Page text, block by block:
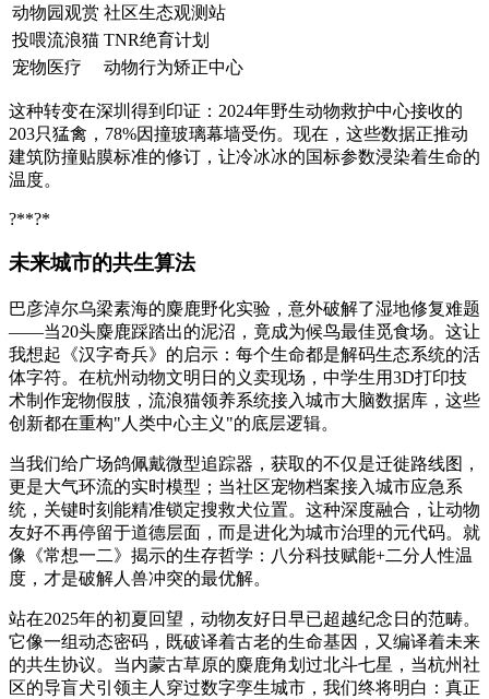
动物园观赏 社区生态观测站
投喂流浪猫 TNR绝育计划
宠物医疗
动物行为矫正中心
这种转变在深圳得到印证：2024年野生动物救护中心接收的
203只猛禽，78%因撞玻璃幕墙受伤。现在，这些数据正推动
建筑防撞贴膜标准的修订，让冷冰冰的国标参数浸染着生命的
温度。
?**?*
未来城市的共生算法
巴彦淖尔乌梁素海的麋鹿野化实验，意外破解了湿地修复难题
——当20头麋鹿踩踏出的泥沼，竟成为候鸟最佳觅食场。这让
我想起《汉字奇兵》的启示：每个生命都是解码生态系统的活
体字符。在杭州动物文明日的义卖现场，中学生用3D打印技
术制作宠物假肢，流浪猫领养系统接入城市大脑数据库，这些
创新都在重构"人类中心主义"的底层逻辑。
当我们给广场鸽佩戴微型追踪器，获取的不仅是迁徙路线图，
更是大气环流的实时模型；当社区宠物档案接入城市应急系
统，关键时刻能精准锁定搜救犬位置。这种深度融合，让动物
友好不再停留于道德层面，而是进化为城市治理的元代码。就
像《常想一二》揭示的生存哲学：八分科技赋能+二分人性温
度，才是破解人兽冲突的最优解。
站在2025年的初夏回望，动物友好日早已超越纪念日的范畴。
它像一组动态密码，既破译着古老的生命基因，又编译着未来
的共生协议。当内蒙古草原的麋鹿角划过北斗七星，当杭州社
区的导盲犬引领主人穿过数字孪生城市，我们终将明白：真正